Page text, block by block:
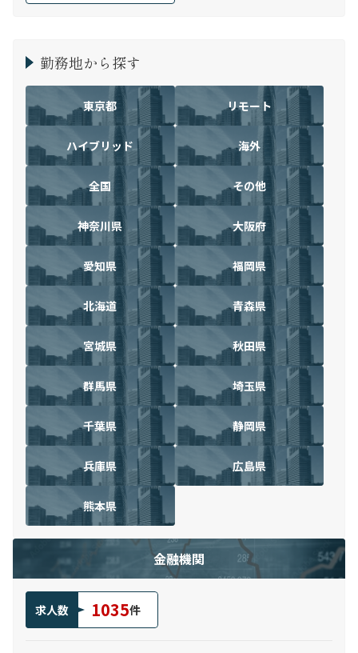
勤務地から探す
東京都 リモート
ハイブリッド 海外
全国 その他
神奈川県 大阪府
愛知県 福岡県
北海道 青森県
宮城県 秋田県
群馬県 埼玉県
千葉県 静岡県
兵庫県 広島県
熊本県
金融機関
求人数 1035件